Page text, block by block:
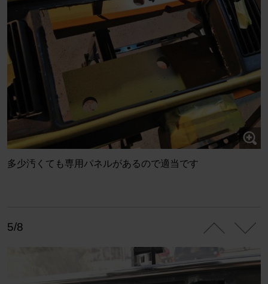
多少汚くても専用パネルがあるので適当です
5/8